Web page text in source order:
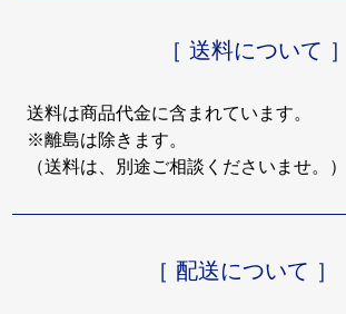
［ 送料について ］
送料は商品代金に含まれています。
※離島は除きます。
（送料は、別途ご相談くださいませ。）
［ 配送について ］